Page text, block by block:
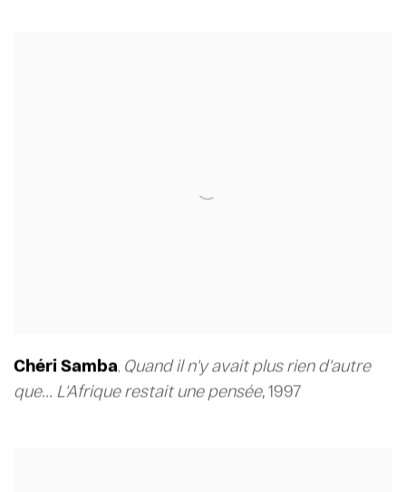
Chéri Samba, Quand il n'y avait plus rien d'autre
que... L'Afrique restait une pensée,1997